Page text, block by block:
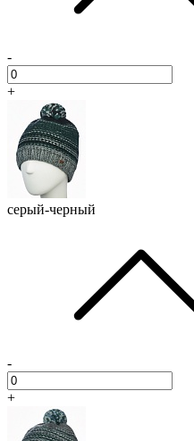
-
+
серый-черный
-
+